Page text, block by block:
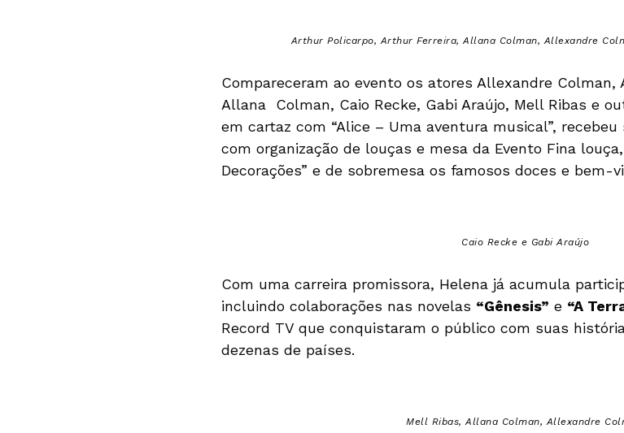
Arthur Policarpo, Arthur Ferreira, Allana Colman, Allexandre
Compareceram ao evento os atores Allexandre Colman,
Allana Colman, Caio Recke, Gabi Araújo, Mell Ribas e
em cartaz com “Alice – Uma aventura musical”,
com organização de louças e mesa da Evento Fina
Decorações” e de sobremesa os famosos doces e bem-
Caio Recke e Gabi Araújo
Com uma carreira promissora, Helena já acumula
incluindo colaborações nas novelas “Gênesis” e “A
Record TV que conquistaram o público com suas
dezenas de países.
Mell Ribas, Allana Colman, Allexandre